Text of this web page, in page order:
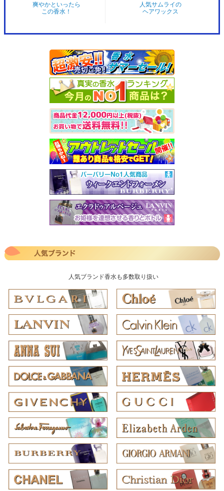
爽やかといったら
この香水！
人気サムライの
ヘアワックス
人気ブランド香水も多数取り扱い